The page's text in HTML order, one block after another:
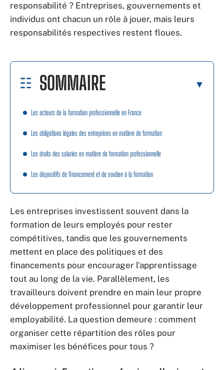
responsabilité ? Entreprises, gouvernements et
individus ont chacun un rôle à jouer, mais leurs
responsabilités respectives restent floues.
SOMMAIRE
Les acteurs de la formation professionnelle en France
Les obligations légales des entreprises en matière de formation
Les droits des salariés en matière de formation professionnelle
Les dispositifs de financement et de soutien à la formation
Les entreprises investissent souvent dans la
formation de leurs employés pour rester
compétitives, tandis que les gouvernements
mettent en place des politiques et des
financements pour encourager l’apprentissage
tout au long de la vie. Parallèlement, les
travailleurs doivent prendre en main leur propre
développement professionnel pour garantir leur
employabilité. La question demeure : comment
organiser cette répartition des rôles pour
maximiser les bénéfices pour tous ?